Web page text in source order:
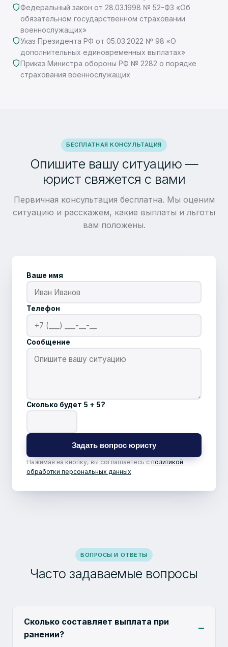
Федеральный закон от 28.03.1998 № 52-ФЗ «Об
обязательном государственном страховании
военнослужащих»
Указ Президента РФ от 05.03.2022 № 98 «О
дополнительных единовременных выплатах»
Приказ Министра обороны РФ № 2282 о порядке
страхования военнослужащих
БЕСПЛАТНАЯ КОНСУЛЬТАЦИЯ
Опишите вашу ситуацию —
юрист свяжется с вами
Первичная консультация бесплатна. Мы оценим
ситуацию и расскажем, какие выплаты и льготы
вам положены.
Ваше имя
Телефон
Сообщение
Сколько будет 5 + 5?
Задать вопрос юристу
Нажимая на кнопку, вы соглашаетесь сполитикой
обработки персональных данных
ВОПРОСЫ И ОТВЕТЫ
Часто задаваемые вопросы
Сколько составляет выплата при
ранении?